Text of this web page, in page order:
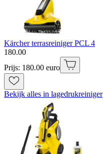
Kärcher terrasreiniger PCL 4
180.00
Prijs: 180.00 euro
Bekijk alles in lagedrukreiniger